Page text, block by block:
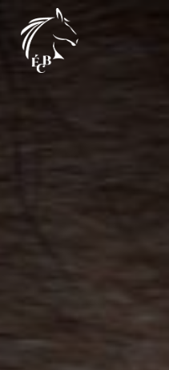
Panneau de gestion des cookies